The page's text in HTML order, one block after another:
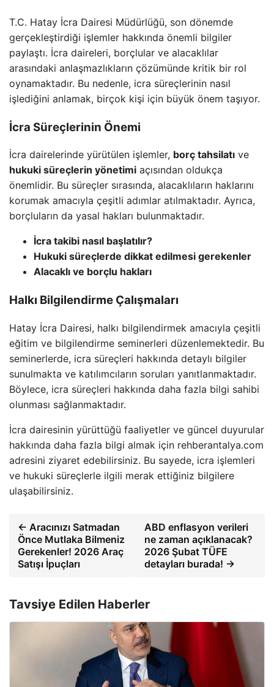
T.C. Hatay İcra Dairesi Müdürlüğü, son dönemde
gerçekleştirdiği işlemler hakkında önemli bilgiler
paylaştı. İcra daireleri, borçlular ve alacaklılar
arasındaki anlaşmazlıkların çözümünde kritik bir rol
oynamaktadır. Bu nedenle, icra süreçlerinin nasıl
işlediğini anlamak, birçok kişi için büyük önem taşıyor.
İcra Süreçlerinin Önemi
İcra dairelerinde yürütülen işlemler, borç tahsilatı ve
hukuki süreçlerin yönetimi açısından oldukça
önemlidir. Bu süreçler sırasında, alacaklıların haklarını
korumak amacıyla çeşitli adımlar atılmaktadır. Ayrıca,
borçluların da yasal hakları bulunmaktadır.
İcra takibi nasıl başlatılır?
Hukuki süreçlerde dikkat edilmesi gerekenler
Alacaklı ve borçlu hakları
Halkı Bilgilendirme Çalışmaları
Hatay İcra Dairesi, halkı bilgilendirmek amacıyla çeşitli
eğitim ve bilgilendirme seminerleri düzenlemektedir. Bu
seminerlerde, icra süreçleri hakkında detaylı bilgiler
sunulmakta ve katılımcıların soruları yanıtlanmaktadır.
Böylece, icra süreçleri hakkında daha fazla bilgi sahibi
olunması sağlanmaktadır.
İcra dairesinin yürüttüğü faaliyetler ve güncel duyurular
hakkında daha fazla bilgi almak için rehberantalya.com
adresini ziyaret edebilirsiniz. Bu sayede, icra işlemleri
ve hukuki süreçlerle ilgili merak ettiğiniz bilgilere
ulaşabilirsiniz.
← Aracınızı Satmadan
Önce Mutlaka Bilmeniz
Gerekenler! 2026 Araç
Satışı İpuçları
ABD enflasyon verileri
ne zaman açıklanacak?
2026 Şubat TÜFE
detayları burada! →
Tavsiye Edilen Haberler